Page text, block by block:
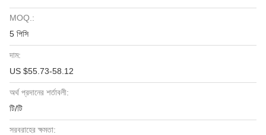
MOQ.:
5 পিসি
দাম:
US $55.73-58.12
অর্থ প্রদানের শর্তাবলী:
টি/টি
সরবরাহের ক্ষমতা: